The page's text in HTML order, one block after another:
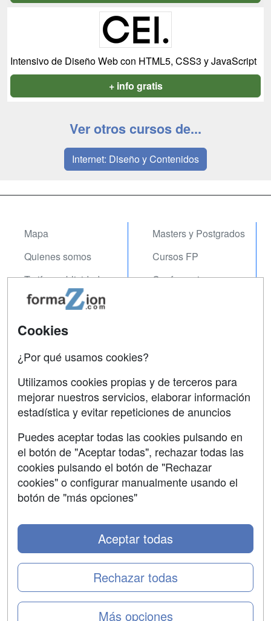
Intensivo de Diseño Web con HTML5, CSS3 y JavaScript
+ info gratis
Ver otros cursos de...
Internet: Diseño y Contenidos
Mapa
Quienes somos
Tarifas publicidad
Acceso Usuarios
Acceso Centros
Masters y Postgrados
Cursos FP
Conferencias
Contactar
Confidencialidad
Aviso legal
Copyleft
Cookies
¿Por qué usamos cookies?
Utilizamos cookies propias y de terceros para
mejorar nuestros servicios, elaborar información
estadística y evitar repeticiones de anuncios
Puedes aceptar todas las cookies pulsando en
el botón de "Aceptar todas", rechazar todas las
cookies pulsando el botón de "Rechazar
cookies" o configurar manualmente usando el
botón de "más opciones"
Más opciones
Rechazar todas
Aceptar todas